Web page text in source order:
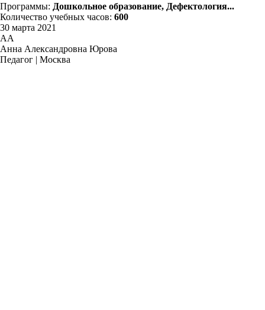
Программы: Дошкольное образование, Дефектология...
Количество учебных часов: 600
30 марта 2021
АА
Анна Александровна Юрова
Педагог | Москва